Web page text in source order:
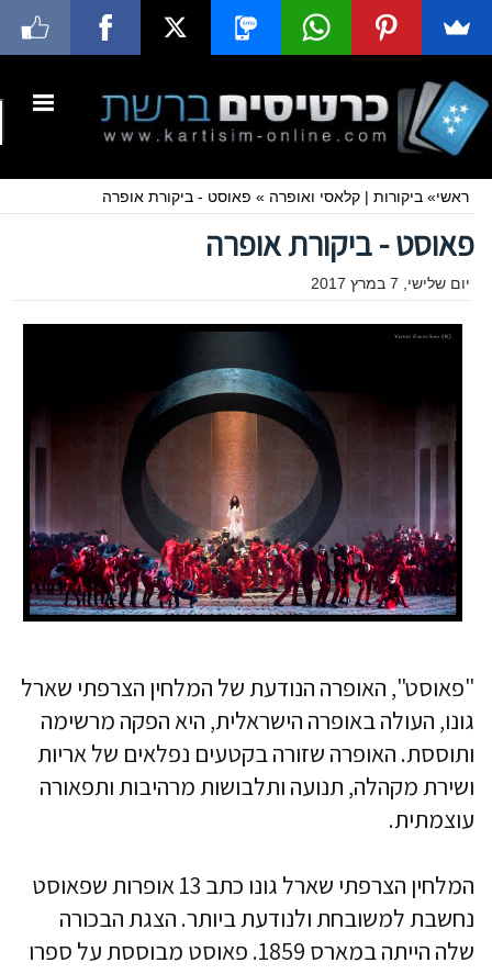
ראשי» ביקורות | קלאסי ואופרה » פאוסט - ביקורת אופרה
פאוסט - ביקורת אופרה
יום שלישי, 7 במרץ 2017
"פאוסט", האופרה הנודעת של המלחין הצרפתי שארל
גונו, העולה באופרה הישראלית, היא הפקה מרשימה
ותוססת. האופרה שזורה בקטעים נפלאים של אריות
ושירת מקהלה, תנועה ותלבושות מרהיבות ותפאורה
עוצמתית.
המלחין הצרפתי שארל גונו כתב 13 אופרות שפאוסט
נחשבת למשובחת ולנודעת ביותר. הצגת הבכורה
שלה הייתה במארס 1859. פאוסט מבוססת על ספרו